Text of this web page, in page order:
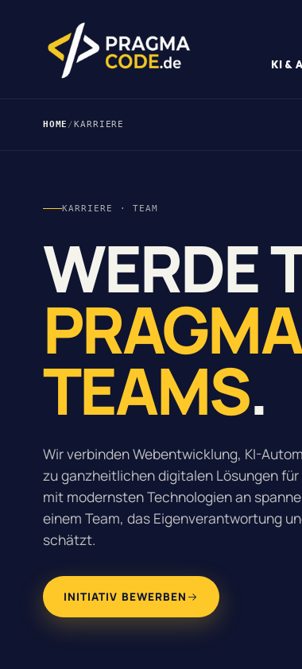
KI &
HOME /KARRIERE
KARRIERE · TEAM
WERDE
TEAMS.
Wir verbinden Webentwicklung, KI-
zu ganzheitlichen digitalen Lösungen
mit modernsten Technologien an
einem Team, das Eigenverantwortung
schätzt.
INITIATIV BEWERBEN